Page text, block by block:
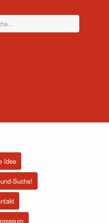
Idee
Suche!